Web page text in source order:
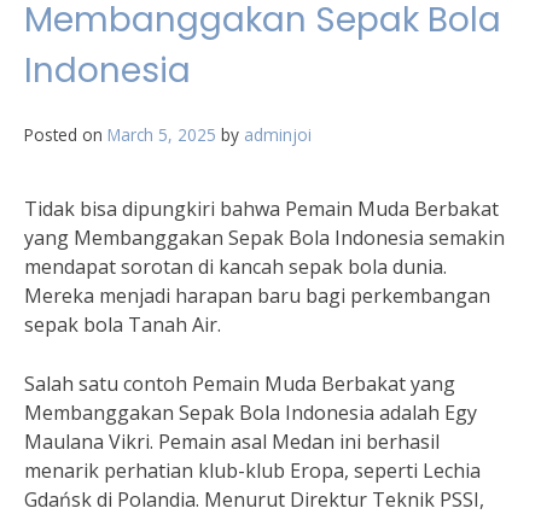
Membanggakan Sepak Bola
Indonesia
Posted on March 5, 2025 by adminjoi
Tidak bisa dipungkiri bahwa Pemain Muda Berbakat
yang Membanggakan Sepak Bola Indonesia semakin
mendapat sorotan di kancah sepak bola dunia.
Mereka menjadi harapan baru bagi perkembangan
sepak bola Tanah Air.
Salah satu contoh Pemain Muda Berbakat yang
Membanggakan Sepak Bola Indonesia adalah Egy
Maulana Vikri. Pemain asal Medan ini berhasil
menarik perhatian klub-klub Eropa, seperti Lechia
Gdańsk di Polandia. Menurut Direktur Teknik PSSI,